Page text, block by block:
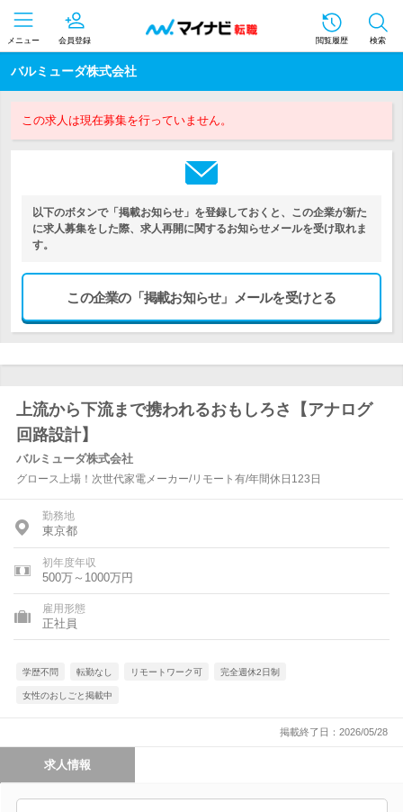
メニュー 会員登録 閲覧履歴 検索
バルミューダ株式会社
この求人は現在募集を行っていません。
以下のボタンで「掲載お知らせ」を登録しておくと、この企業が新た
に求人募集をした際、求人再開に関するお知らせメールを受け取れま
す。
この企業の「掲載お知らせ」メールを受けとる
上流から下流まで携われるおもしろさ【アナログ
回路設計】
バルミューダ株式会社
グロース上場！次世代家電メーカー/リモート有/年間休日123日
勤務地
東京都
初年度年収
500万～1000万円
雇用形態
正社員
学歴不問 転勤なし リモートワーク可 完全週休2日制
女性のおしごと掲載中
掲載終了日：2026/05/28
求人情報